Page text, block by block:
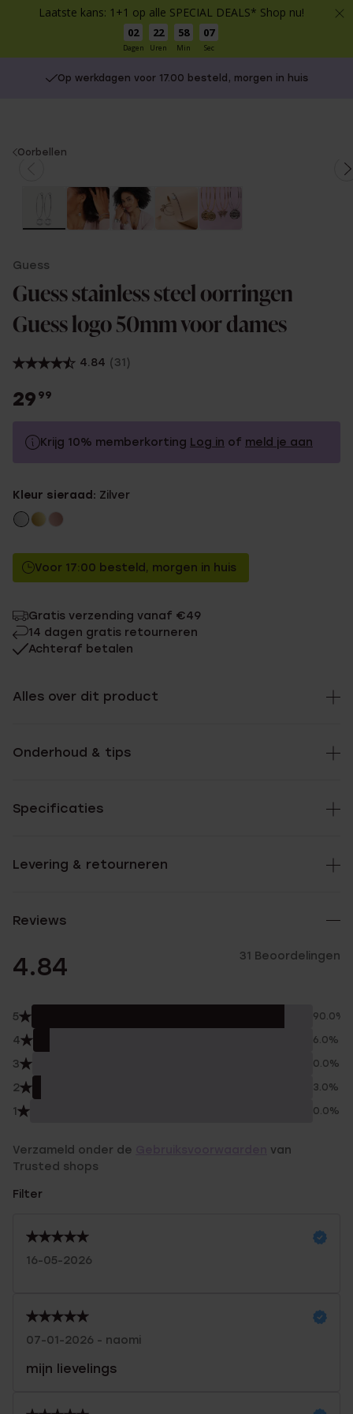
Laatste kans: 1+1 op alle SPECIAL DEALS* Shop nu!
02
Dagen
22
Uren
58
Min
07
Sec
Op werkdagen voor 17.00 besteld, morgen in huis
You
here:
Oorbellen
Guess
Guess stainless steel oorringen
Guess logo 50mm voor dames
4.84 (31)
29 99
Krijg 10% memberkorting Log in of meld je aan
Zonder memberkorting
Kleur sieraad: Zilver
Voor 17:00 besteld, morgen in huis
Gratis verzending vanaf €49
14 dagen gratis retourneren
Achteraf betalen
Alles over dit product
Onderhoud & tips
Specificaties
Levering & retourneren
Reviews
4.84 31 Beoordelingen
5 90.0%
4 6.0%
3 0.0%
2 3.0%
1 0.0%
Verzameld onder de
van
Trusted shops
Filter
16-05-2026
07-01-2026 - naomi
mijn lievelings